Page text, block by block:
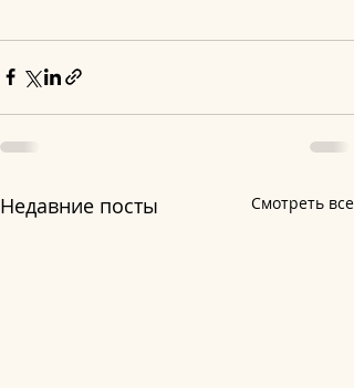
Недавние посты Смотреть все